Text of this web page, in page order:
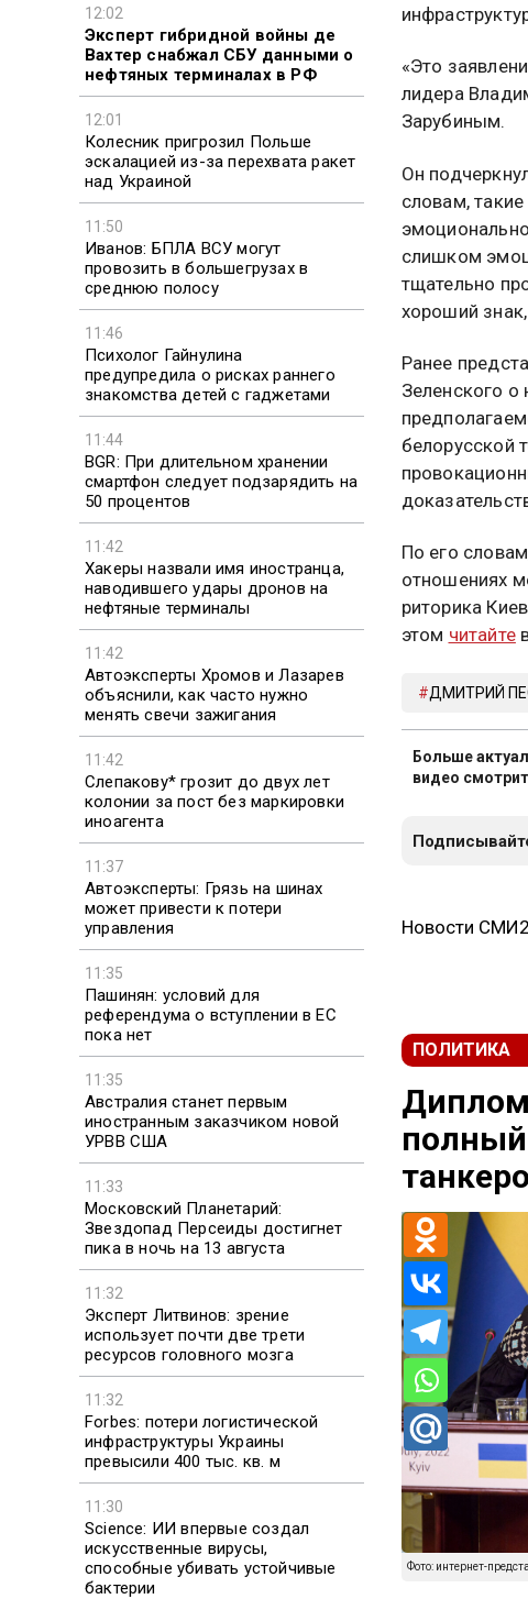
12:02
Эксперт гибридной войны де
Вахтер снабжал СБУ данными о
нефтяных терминалах в РФ
12:01
Колесник пригрозил Польше
эскалацией из-за перехвата ракет
над Украиной
11:50
Иванов: БПЛА ВСУ могут
провозить в большегрузах в
среднюю полосу
11:46
Психолог Гайнулина
предупредила о рисках раннего
знакомства детей с гаджетами
11:44
BGR: При длительном хранении
смартфон следует подзарядить на
50 процентов
11:42
Хакеры назвали имя иностранца,
наводившего удары дронов на
нефтяные терминалы
11:42
Автоэксперты Хромов и Лазарев
объяснили, как часто нужно
менять свечи зажигания
11:42
Слепакову* грозит до двух лет
колонии за пост без маркировки
иноагента
11:37
Автоэксперты: Грязь на шинах
может привести к потери
управления
11:35
Пашинян: условий для
референдума о вступлении в ЕС
пока нет
11:35
Австралия станет первым
иностранным заказчиком новой
УРВВ США
11:33
Московский Планетарий:
Звездопад Персеиды достигнет
пика в ночь на 13 августа
11:32
Эксперт Литвинов: зрение
использует почти две трети
ресурсов головного мозга
11:32
Forbes: потери логистической
инфраструктуры Украины
превысили 400 тыс. кв. м
11:30
Science: ИИ впервые создал
искусственные вирусы,
способные убивать устойчивые
бактерии
«Это
лидера
Зарубиным.
Он
словам,
слишком
тщательно
хороший
Ранее
Зеленского о
белорусской
По его
отношениях
риторика
этом читайте
ДМИТРИЙ
Больше
видео
Новости СМИ2
ПОЛИТИКА
полный
Фото: интернет-